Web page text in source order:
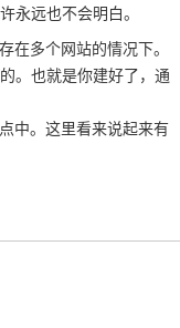
永远也不会明白。
多个网站的情况下。
。也就是你建好了，通
中。这里看来说起来有